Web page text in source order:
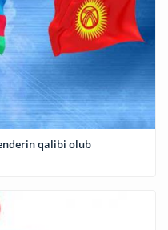
qalibi olub